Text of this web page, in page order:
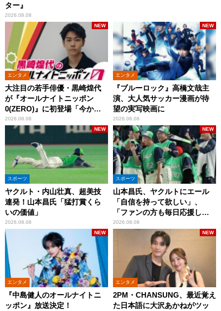
ター』
2026.08.08
エンタメ
大注目の若手俳優・黒崎煌代
が『オールナイトニッポン
0(ZERO)』に初登場「今から
とてもワクワクしておりま
す！」
2026.08.08
NEW
エンタメ
『ブルーロック』高橋文哉主
演、大人気サッカー漫画が待
望の実写映画に
2026.08.08
NEW
スポーツ
ヤクルト・内山壮真、超美技
連発！山本昌氏「猛打賞くら
いの価値」
2026.08.08
NEW
スポーツ
山本昌氏、ヤクルトにエール
「自信を持って欲しい」、
「ファンの方も毎日応援して
くれています」
2026.08.08
NEW
エンタメ
『中島健人のオールナイトニ
ッポン』放送決定！
NEW
エンタメ
2PM・CHANSUNG、最近覚え
た日本語に大沢あかねがツッ
NEW